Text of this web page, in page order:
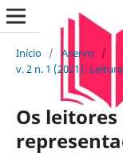
Início / Acervo /
v. 2 n. 1 (2021):
Os